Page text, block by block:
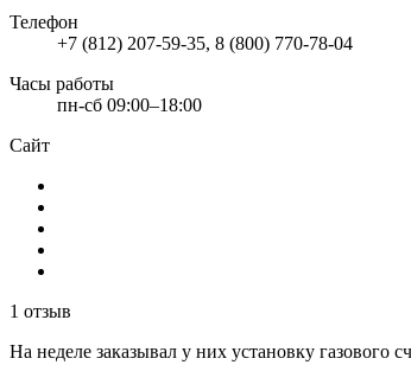
Телефон
+7 (812) 207-59-35, 8 (800) 770-78-04
Часы работы
пн-сб 09:00–18:00
Сайт
1 отзыв
На неделе заказывал у них установку газового